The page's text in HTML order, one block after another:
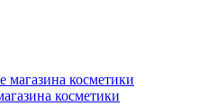
косметики